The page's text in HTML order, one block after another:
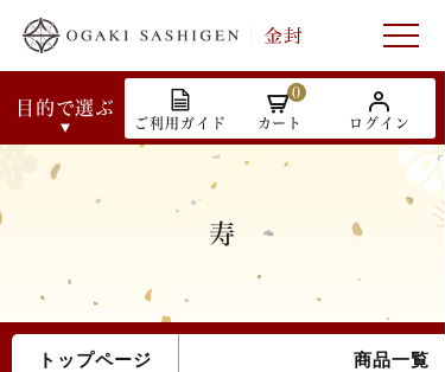
目的で選ぶ
ご利用ガイド ログイン
0
カート
寿
トップページ 商品一覧